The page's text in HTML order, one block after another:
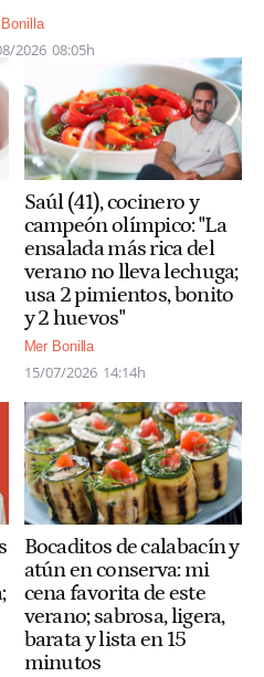
Bonilla
2026 08:05h
Saúl (41), cocinero y
campeón olímpico: "La
ensalada más rica del
verano no lleva lechuga;
usa 2 pimientos, bonito
y 2 huevos"
Mer Bonilla
15/07/2026 14:14h
Bocaditos de calabacín y
atún en conserva: mi
cena favorita de este
verano; sabrosa, ligera,
barata y lista en 15
minutos